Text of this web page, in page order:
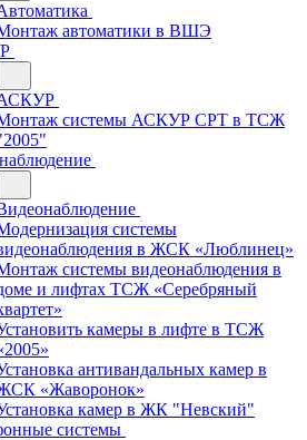
автоматики в ВШЭ
системы АСКУР СРТ в ТСЖ
системы
в ЖСК «Люблинец»
системы видеонаблюдения в
и лифтах ТСЖ «Серебряный
камеры в лифте в ТСЖ
антивандальных камер в
«Жаворонок»
камер в ЖК "Невский"
системы